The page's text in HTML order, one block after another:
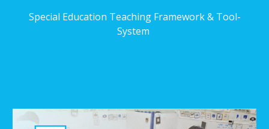
Special Education Teaching Framework & Tool-
System